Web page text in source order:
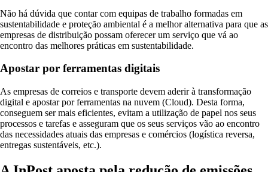
Não há dúvida que contar com equipas de trabalho formadas em
sustentabilidade e proteção ambiental é a melhor alternativa para que as
empresas de distribuição possam oferecer um serviço que vá ao
encontro das melhores práticas em sustentabilidade.
Apostar por ferramentas digitais
As empresas de correios e transporte devem aderir à transformação
digital e apostar por ferramentas na nuvem (Cloud). Desta forma,
conseguem ser mais eficientes, evitam a utilização de papel nos seus
processos e tarefas e asseguram que os seus serviços vão ao encontro
das necessidades atuais das empresas e comércios (logística reversa,
entregas sustentáveis, etc.).